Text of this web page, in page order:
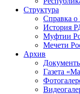
Структура
Справка
История
Муфтии
Мечети
Архив
Газета